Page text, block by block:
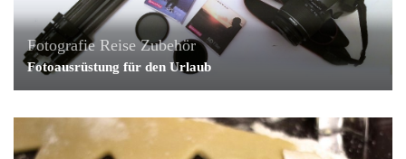
Fotografie Reise Zubehör
Fotoausrüstung für den Urlaub